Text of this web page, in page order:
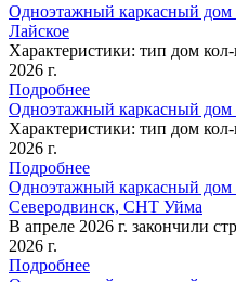
Одноэтажный каркасный
Лайское
Характеристики: тип дом
2026 г.
Подробнее
Одноэтажный каркасный дом
Характеристики: тип дом
2026 г.
Подробнее
Одноэтажный каркасный дом
Северодвинск, СНТ Уйма
В апреле 2026 г. закончили
2026 г.
Подробнее